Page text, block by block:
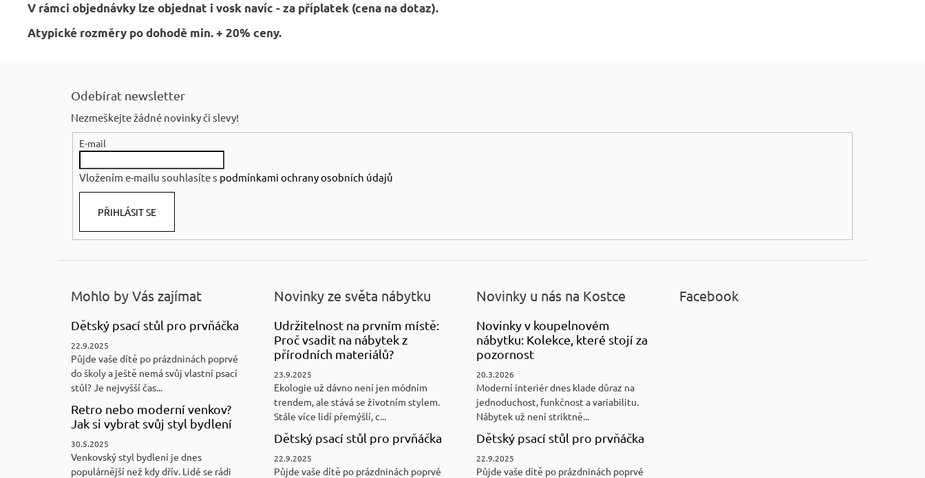
V rámci objednávky lze objednat i vosk navíc - za příplatek (cena na dotaz).
Atypické rozměry po dohodě min. + 20% ceny.
Odebírat newsletter
Nezmeškejte žádné novinky či slevy!
E-mail
Vložením e-mailu souhlasíte s podmínkami ochrany osobních údajů
PŘIHLÁSIT SE
Mohlo by Vás zajímat
Dětský psací stůl pro prvňáčka
22.9.2025
Půjde vaše dítě po prázdninách poprvé
do školy a ještě nemá svůj vlastní psací
stůl? Je nejvyšší čas...
Retro nebo moderní venkov?
Jak si vybrat svůj styl bydlení
30.5.2025
Venkovský styl bydlení je dnes
populárnější než kdy dřív. Lidé se rádi
Novinky ze světa nábytku
Udržitelnost na prvním místě:
Proč vsadit na nábytek z
přírodních materiálů?
23.9.2025
Ekologie už dávno není jen módním
trendem, ale stává se životním stylem.
Stále více lidí přemýšlí, c...
Dětský psací stůl pro prvňáčka
22.9.2025
Půjde vaše dítě po prázdninách poprvé
Novinky u nás na Kostce
Novinky v koupelnovém
nábytku: Kolekce, které stojí za
pozornost
20.3.2026
Moderní interiér dnes klade důraz na
jednoduchost, funkčnost a variabilitu.
Nábytek už není striktně...
Dětský psací stůl pro prvňáčka
22.9.2025
Půjde vaše dítě po prázdninách poprvé
Facebook